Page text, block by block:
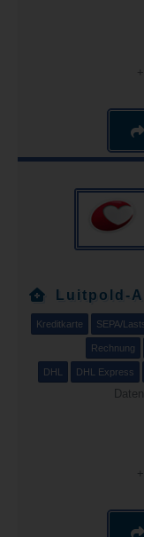
Luitpold-
Kreditkarte SEPA/
Rechnung
DHL DHL Express